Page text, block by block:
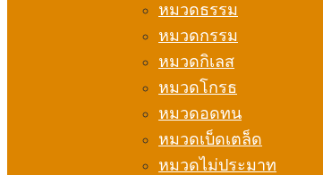
หมวดธรรม
หมวดกรรม
หมวดกิเลส
หมวดโกรธ
หมวดอดทน
หมวดเบ็ดเตล็ด
หมวดไม่ประมาท